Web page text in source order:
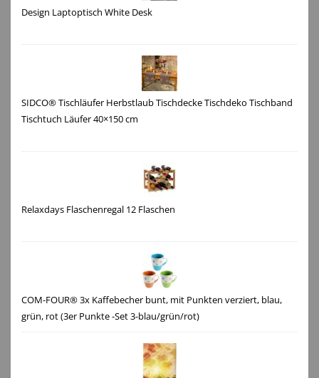
Design Laptoptisch White Desk
SIDCO® Tischläufer Herbstlaub Tischdecke Tischdeko Tischband
Tischtuch Läufer 40×150 cm
Relaxdays Flaschenregal 12 Flaschen
COM-FOUR® 3x Kaffebecher bunt, mit Punkten verziert, blau,
grün, rot (3er Punkte -Set 3-blau/grün/rot)